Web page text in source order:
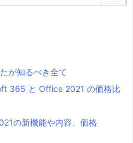
が知るべき全て
365 と Office 2021 の価格比
の新機能や内容、価格